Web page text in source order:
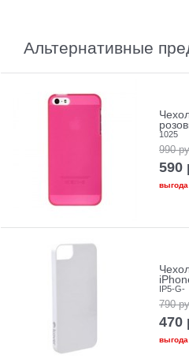
Альтернативные
1025
990
590
выгода
IP5-G-
790
470
выгода